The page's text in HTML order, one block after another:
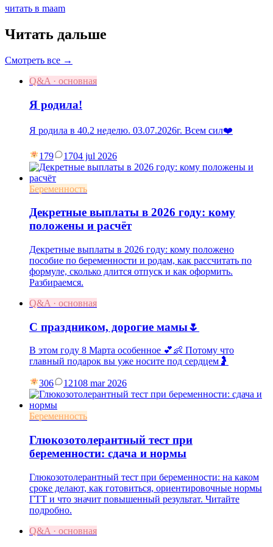
читать в maam
Читать дальше
Смотреть все →
Q&A · основная
Я родила!
Я родила в 40.2 неделю. 03.07.2026г. Всем сил❤️
179 1704 jul 2026
Беременность
Декретные выплаты в 2026 году: кому
положены и расчёт
Декретные выплаты в 2026 году: кому положено
пособие по беременности и родам, как рассчитать по
формуле, сколько длится отпуск и как оформить.
Разбираемся.
Q&A · основная
С праздником, дорогие мамы🌷
В этом году 8 Марта особенное 💕👶 Потому что
главный подарок вы уже носите под сердцем🤰
306 12108 mar 2026
Беременность
Глюкозотолерантный тест при
беременности: сдача и нормы
Глюкозотолерантный тест при беременности: на каком
сроке делают, как готовиться, ориентировочные нормы
ГТТ и что значит повышенный результат. Читайте
подробно.
Q&A · основная